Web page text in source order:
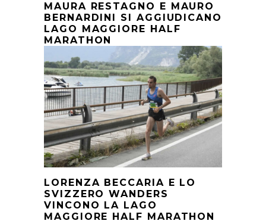
MAURA RESTAGNO E MAURO
BERNARDINI SI AGGIUDICANO
LAGO MAGGIORE HALF
MARATHON
LORENZA BECCARIA E LO
SVIZZERO WANDERS
VINCONO LA LAGO
MAGGIORE HALF MARATHON